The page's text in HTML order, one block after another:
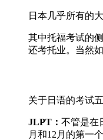
日本几乎所有的
其中托福考试的
还考托业。当然
关于日语的考试
JLPT： 不管是在
月和12月的第一